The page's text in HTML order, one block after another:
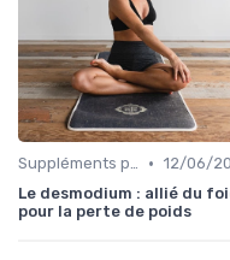
Suppléments pour la perte de poids • 12/06/
Le desmodium : allié du
pour la perte de poids